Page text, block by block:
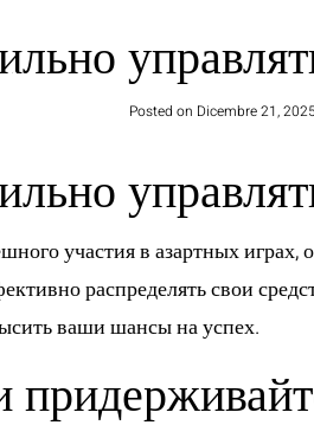
Posted on Dicembre 21,
участия в азартных
распределять свои
ваши шансы на успех.